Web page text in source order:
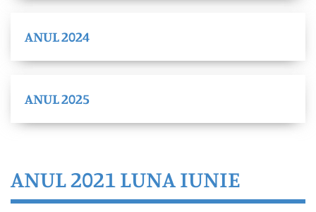
ANUL 2024
ANUL 2025
ANUL 2021 LUNA IUNIE